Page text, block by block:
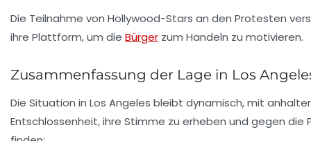
Die Teilnahme von Hollywood-Stars an den Protesten
ihre Plattform, um die Bürger zum Handeln zu motivieren.
Zusammenfassung der Lage in Los
Die Situation in Los Angeles bleibt dynamisch, mit
Entschlossenheit, ihre Stimme zu erheben und gegen die